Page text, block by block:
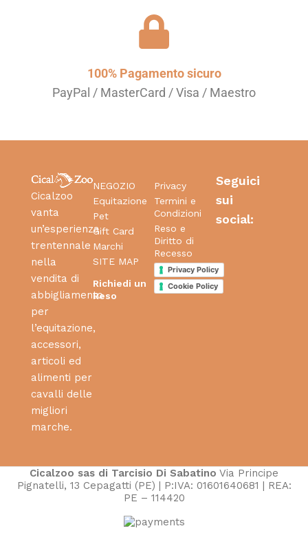
100% Pagamento sicuro
PayPal / MasterCard / Visa / Maestro
Cicalzoo
vanta
un’esperienza
trentennale
nella
vendita di
abbigliamento
per
l’equitazione,
accessori,
articoli ed
alimenti per
cavalli delle
migliori
marche.
NEGOZIO
Equitazione
Pet
Gift Card
Marchi
SITE MAP
Richiedi un
Reso
Privacy
Termini e
Condizioni
Reso e
Diritto di
Recesso
Privacy Policy
Cookie Policy
Seguici
sui
social:
Cicalzoo sas di Tarcisio Di Sabatino Via Principe
Pignatelli, 13 Cepagatti (PE) | P:IVA: 01601640681 | REA:
PE – 114420